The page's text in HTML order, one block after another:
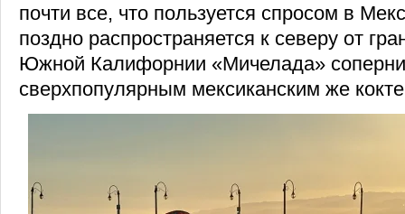
почти все, что пользуется спросом в
поздно распространяется к северу от
Южной Калифорнии «Мичелада»
сверхпопулярным мексиканским же